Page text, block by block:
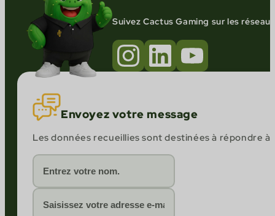
Suivez Cactus Gaming sur les
Envoyez votre message
Les données recueillies sont destinées à répondre